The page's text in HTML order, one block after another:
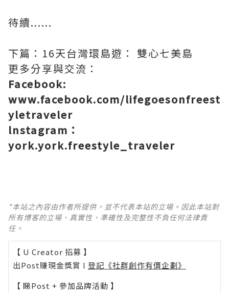
待續......
下篇：16天台灣環島遊： 雙心七美島
更多分享與交流：
Facebook:
www.facebook.com/lifegoesonfreest
yletraveler
lnstagram：
york.york.freestyle_traveler
*本站之內容由作者所提供，並不代表本站的立場。因此本站對
所有博客的立場、真實性、準確性及完整性不負任何法律責
任。
【 U Creator 招募 】
出Post賺現金獎賞 l 登記《社群創作有價企劃》
【 睇Post + 參加品牌活動 】